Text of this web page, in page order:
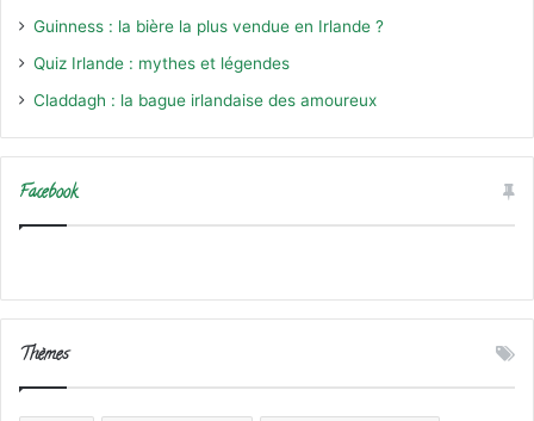
Guinness : la bière la plus vendue en Irlande ?
Quiz Irlande : mythes et légendes
Claddagh : la bague irlandaise des amoureux
Facebook
Thèmes